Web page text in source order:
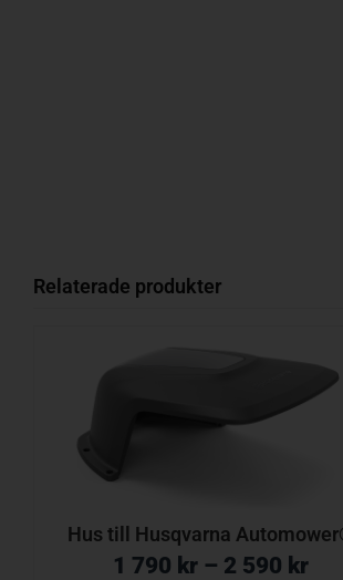
Relaterade produkter
Hus till Husqvarna
1 790 kr – 2 590 kr